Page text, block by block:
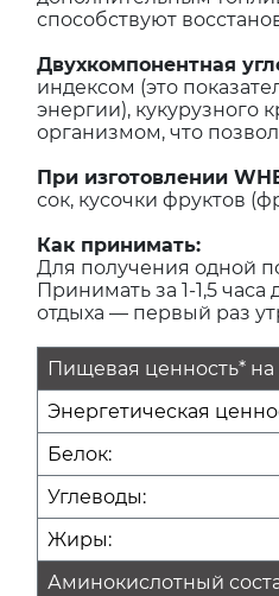
способствуют
Двухкомпонентная
индексом (это
энергии), кукурузного
организмом, что
При изготовлении
сок, кусочки фруктов
Как принимать:
Для получения одной
Принимать за 1-1,5
отдыха — первый раз
Пищевая ценность*
Энергетическая
Белок:
Углеводы:
Жиры:
Аминокислотный